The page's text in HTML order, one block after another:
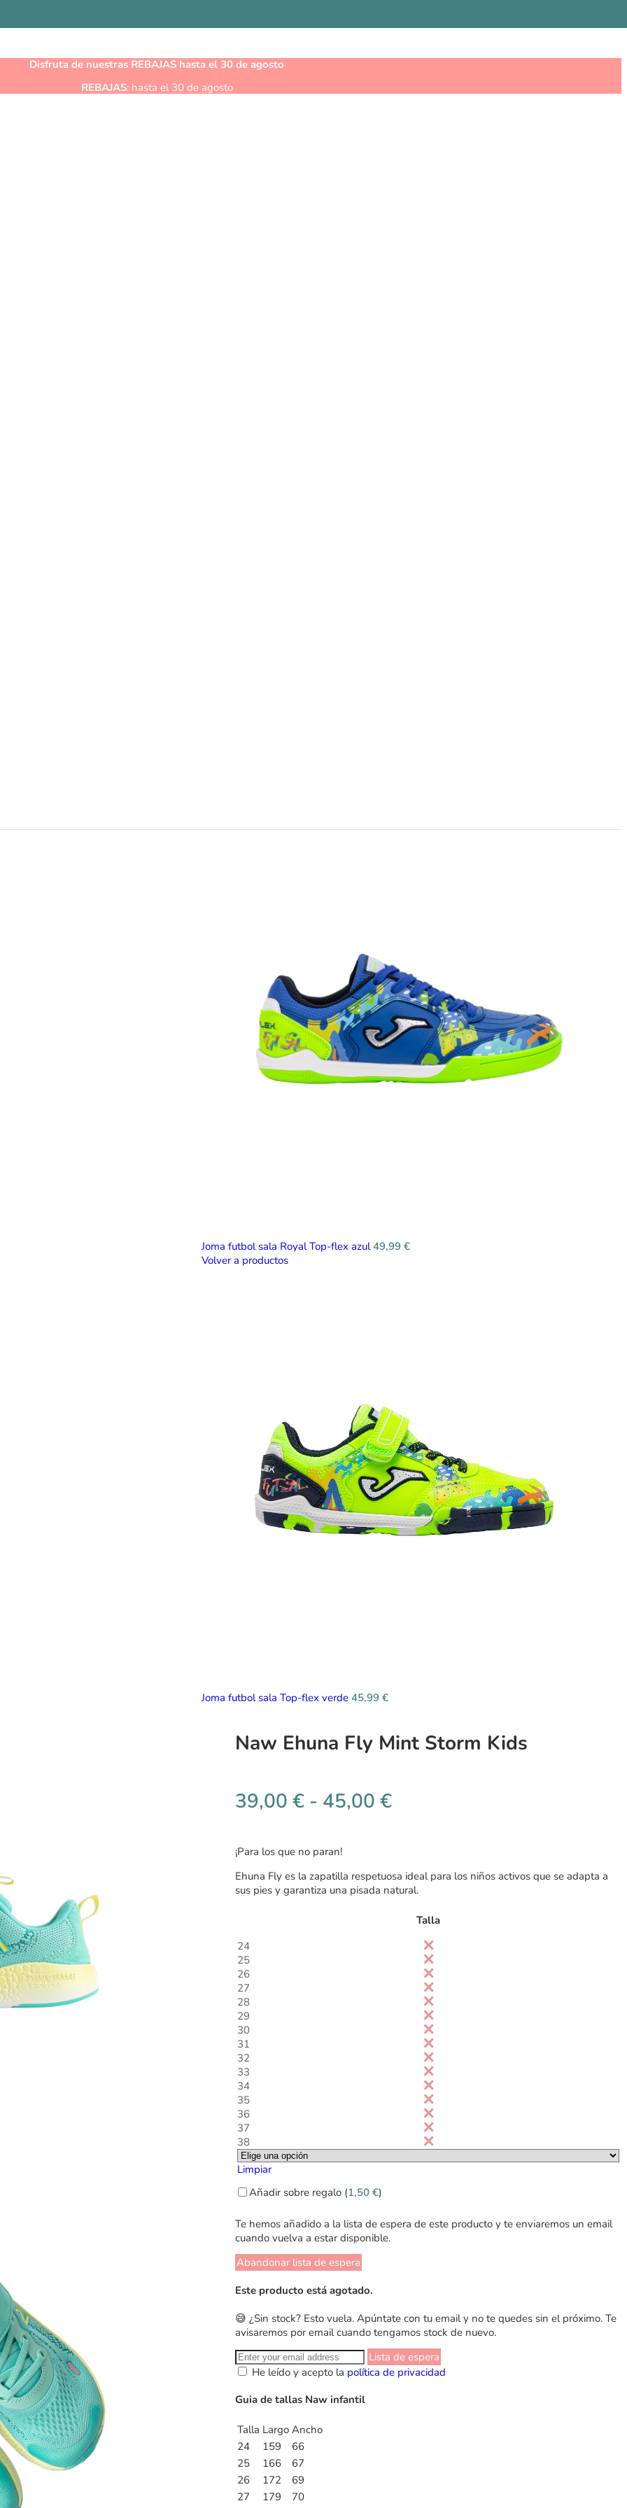
Disfruta de nuestras REBAJAS hasta el 30 de agosto
REBAJAS: hasta el 30 de agosto
Joma futbol sala Royal Top-flex azul49,99 €
Volver a productos
Joma futbol sala Top-flex verde 45,99 €
Naw Ehuna Fly Mint Storm Kids
39,00 € - 45,00 €
¡Para los que no paran!
Ehuna Fly es la zapatilla respetuosa ideal para los niños activos que se adapta a
sus pies y garantiza una pisada natural.
Talla
24
25
26
27
28
29
30
31
32
33
34
35
36
37
38
Limpiar
Añadir sobre regalo (1,50 €)
Te hemos añadido a la lista de espera de este producto y te enviaremos un email
cuando vuelva a estar disponible.
Abandonar lista de espera
Este producto está agotado.
😅 ¿Sin stock? Esto vuela. Apúntate con tu email y no te quedes sin el próximo. Te
avisaremos por email cuando tengamos stock de nuevo.
Lista de espera
He leído y acepto la política de privacidad
Guia de tallas Naw infantil
Talla Largo Ancho
24
159
66
25
166
67
26
172
69
27
179
70